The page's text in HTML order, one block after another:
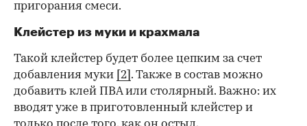
пригорания смеси.
Клейстер из муки и крахмала
Такой клейстер будет более цепким за счет
добавления муки [2] . Также в состав можно
добавить клей ПВА или столярный. Важно: их
вводят уже в приготовленный клейстер и